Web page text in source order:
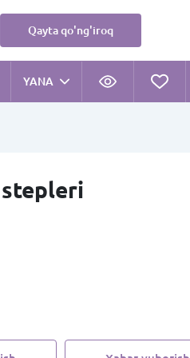
Qayta qo'ng'iroq
YANA
stepleri